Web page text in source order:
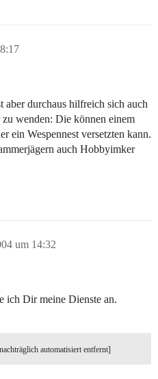
durchaus hilfreich sich auch
wenden: Die können einem
ein Wespennest versetzten kann.
auch Hobbyimker
um 14:32
ich Dir meine Dienste an.
automatisiert entfernt]